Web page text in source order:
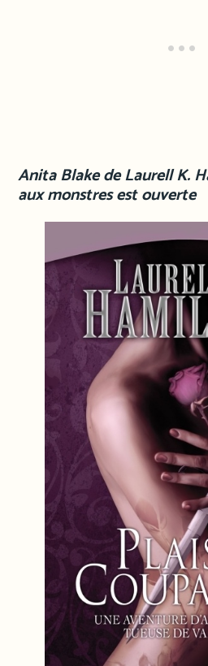
Anita Blake de Laurell K.
aux monstres est ouverte